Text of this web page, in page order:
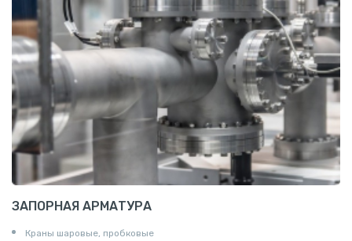
Пруток квадратный алюминиевый
Полоса алюминиевая
Пруток шестигранный алюминиевый
ЗАПОРНАЯ АРМАТУРА
Краны шаровые, пробковые